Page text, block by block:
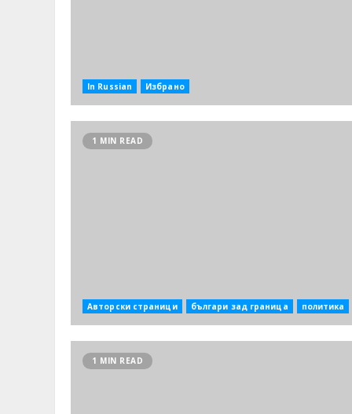
In Russian Избрано
1 MIN READ
Авторски страници българи зад граница политика
1 MIN READ